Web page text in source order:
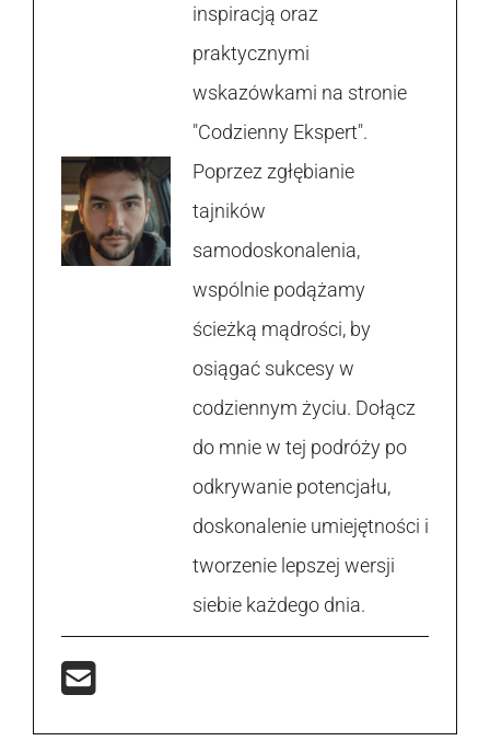
inspiracją oraz
praktycznymi
wskazówkami na stronie
"Codzienny Ekspert".
Poprzez zgłębianie
tajników
samodoskonalenia,
wspólnie podążamy
ścieżką mądrości, by
osiągać sukcesy w
codziennym życiu. Dołącz
do mnie w tej podróży po
odkrywanie potencjału,
doskonalenie umiejętności i
tworzenie lepszej wersji
siebie każdego dnia.